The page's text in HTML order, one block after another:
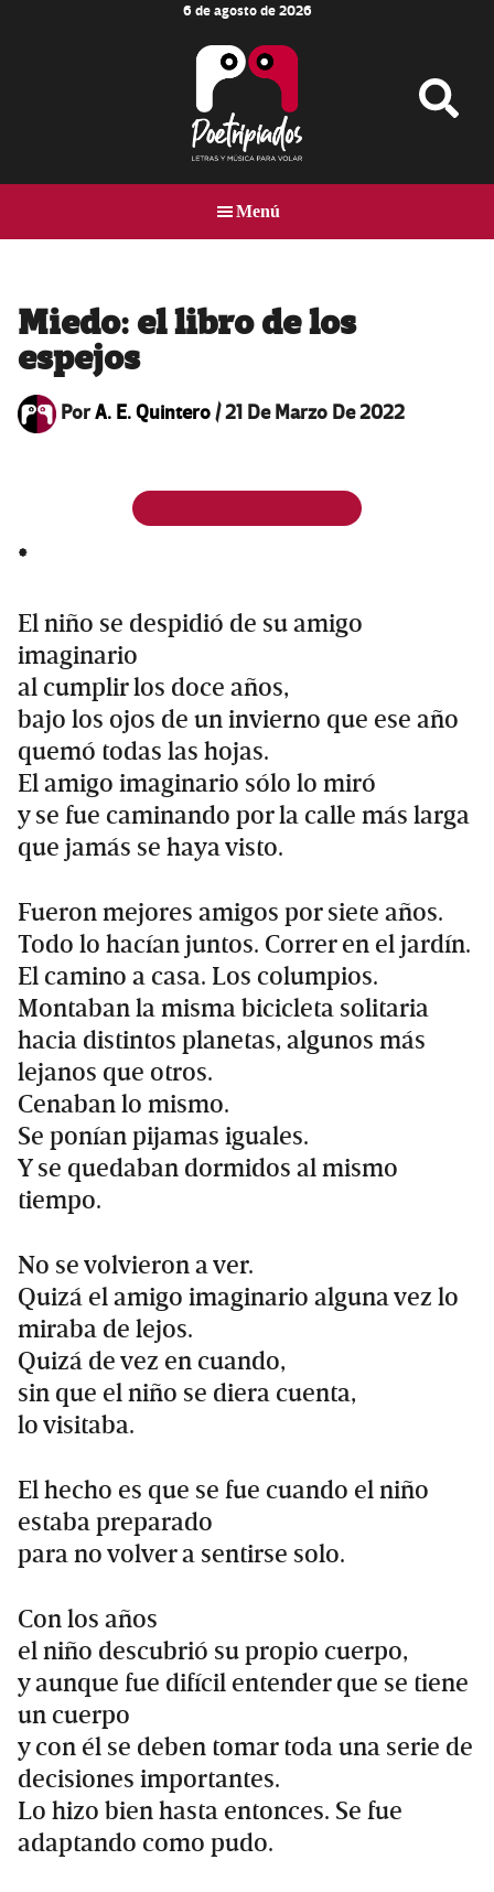
6 de agosto de 2026
MÚSICA
PARA
Menú
Miedo: el libro de los
espejos
PorA. E. Quintero/21 De Marzo De 2022
*
El niño se despidió de su amigo
imaginario
al cumplir los doce años,
bajo los ojos de un invierno que ese año
quemó todas las hojas.
El amigo imaginario sólo lo miró
y se fue caminando por la calle más larga
que jamás se haya visto.
Fueron mejores amigos por siete años.
Todo lo hacían juntos. Correr en el jardín.
El camino a casa. Los columpios.
Montaban la misma bicicleta solitaria
hacia distintos planetas, algunos más
lejanos que otros.
Cenaban lo mismo.
Se ponían pijamas iguales.
Y se quedaban dormidos al mismo
tiempo.
No se volvieron a ver.
Quizá el amigo imaginario alguna vez lo
miraba de lejos.
Quizá de vez en cuando,
sin que el niño se diera cuenta,
lo visitaba.
El hecho es que se fue cuando el niño
estaba preparado
para no volver a sentirse solo.
Con los años
el niño descubrió su propio cuerpo,
y aunque fue difícil entender que se tiene
un cuerpo
y con él se deben tomar toda una serie de
decisiones importantes.
Lo hizo bien hasta entonces. Se fue
adaptando como pudo.